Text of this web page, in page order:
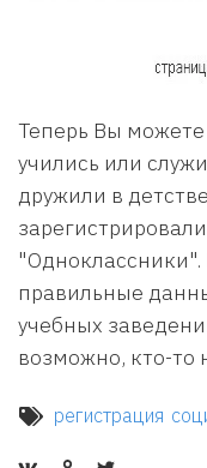
Теперь Вы можете
учились или
дружили в
"Одноклассники".
правильные
учебных
возможно, кто-то
регистрация